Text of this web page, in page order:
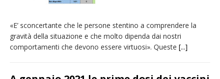
«E’ sconcertante che le persone stentino a comprendere la
gravità della situazione e che molto dipenda dai nostri
comportamenti che devono essere virtuosi». Queste [...]